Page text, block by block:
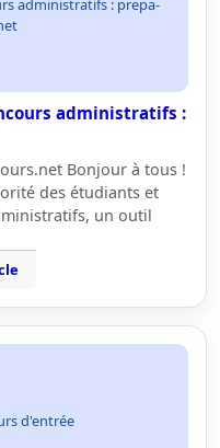
administratifs : prepa-
administratifs :
Bonjour à tous !
des étudiants et
un outil
d'entrée